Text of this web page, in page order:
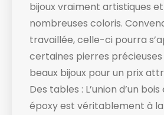
bijoux vraiment artistiques
nombreuses coloris.
travaillée, celle-ci pourra
certaines pierres précieuses
beaux bijoux pour un prix
Des tables : L’union d’un
époxy est véritablement à